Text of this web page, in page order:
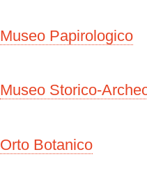
Museo Papirologico
Museo Storico-
Orto Botanico